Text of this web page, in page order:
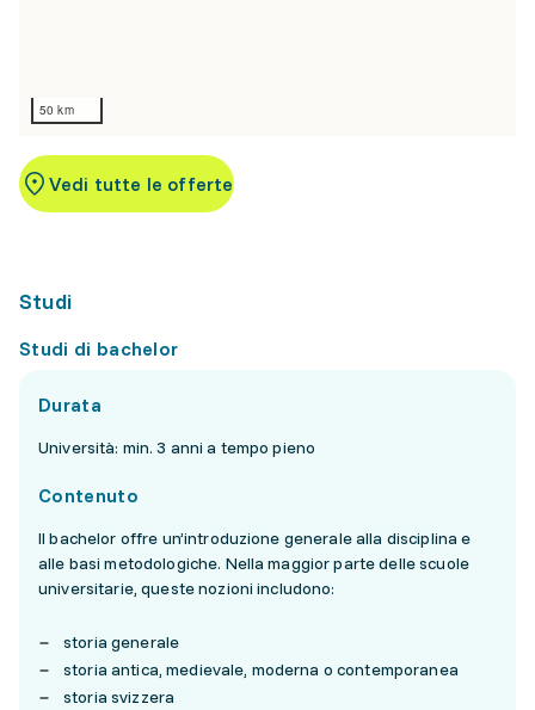
50 km
Vedi tutte le offerte
Studi
Studi di bachelor
Durata
Università: min. 3 anni a tempo pieno
Contenuto
Il bachelor offre un’introduzione generale alla disciplina e
alle basi metodologiche. Nella maggior parte delle scuole
universitarie, queste nozioni includono:
storia generale
storia antica, medievale, moderna o contemporanea
storia svizzera